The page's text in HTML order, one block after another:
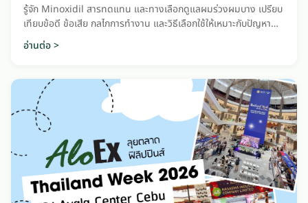
รู้จัก Minoxidil สารทดแทน และทางเลือกดูแลผมร่วงผมบาง เปรียบ
เทียบข้อดี ข้อเสีย กลไกการทำงาน และวิธีเลือกใช้ให้เหมาะกับปัญหา
เส้นผม
อ่านต่อ >